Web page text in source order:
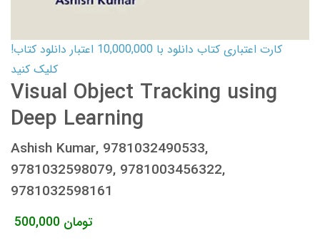
کارت اعتباری کتاب دانلود با 10,000,000 اعتبار دانلود کتاب!
کلیک کنید
Visual Object Tracking using
Deep Learning
Ashish Kumar, 9781032490533,
9781032598079, 9781003456322,
9781032598161
500,000 تومان